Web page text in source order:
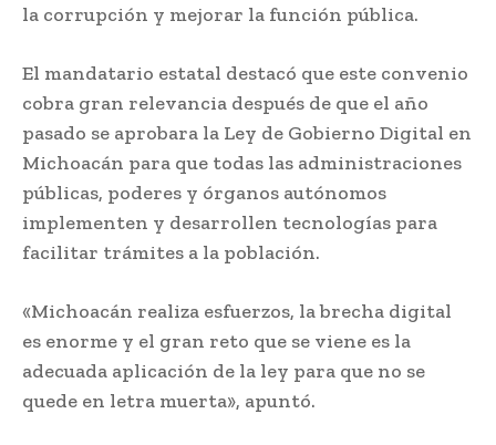
la corrupción y mejorar la función pública.
El mandatario estatal destacó que este convenio
cobra gran relevancia después de que el año
pasado se aprobara la Ley de Gobierno Digital en
Michoacán para que todas las administraciones
públicas, poderes y órganos autónomos
implementen y desarrollen tecnologías para
facilitar trámites a la población.
«Michoacán realiza esfuerzos, la brecha digital
es enorme y el gran reto que se viene es la
adecuada aplicación de la ley para que no se
quede en letra muerta», apuntó.